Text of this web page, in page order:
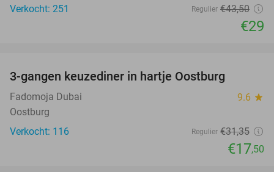
Verkocht: 251
Regulier €43,50
€29
3-gangen keuzediner in hartje Oostburg
Fadomoja Dubai 9.6 star
Oostburg
Verkocht: 116
Regulier €31,35
€17,50